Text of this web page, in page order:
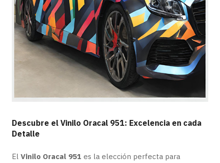
Descubre el Vinilo Oracal 951: Excelencia en cada
Detalle
El Vinilo Oracal 951 es la elección perfecta para